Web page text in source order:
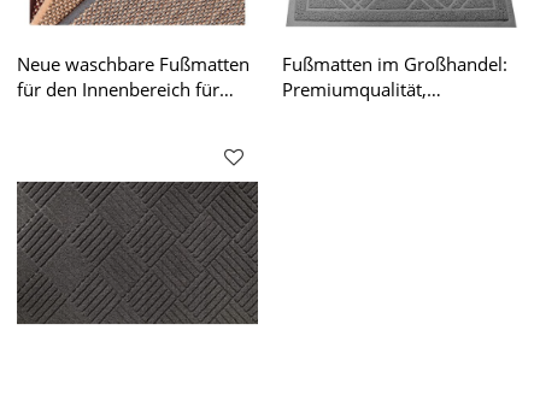
Neue waschbare Fußmatten
für den Innenbereich für
Fußmatten im Großhandel:
Premiumqualität,